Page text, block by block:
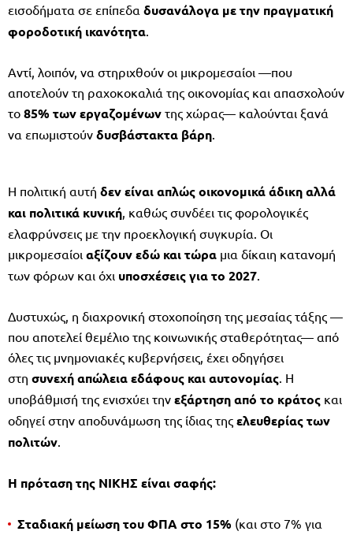
εισοδήματα σε επίπεδα δυσανάλογα με την πραγματική
φοροδοτική ικανότητα
Αντί, λοιπόν, να στηριχθούν οι μικρομεσαίοι —που
αποτελούν τη ραχοκοκαλιά της οικονομίας και απασχολούν
το 85% των εργαζομένων της χώρας— καλούνται ξανά
να επωμιστούν δυσβάστακτα βάρη
Η πολιτική αυτή δεν είναι απλώς οικονομικά άδικη αλλά
και πολιτικά κυνική , καθώς συνδέει τις φορολογικές
ελαφρύνσεις με την προεκλογική συγκυρία. Οι
μικρομεσαίοι αξίζουν εδώ και τώρα μια δίκαιη κατανομή
των φόρων και όχι υποσχέσεις για το 2027
Δυστυχώς, η διαχρονική στοχοποίηση της μεσαίας τάξης —
που αποτελεί θεμέλιο της κοινωνικής σταθερότητας— από
όλες τις μνημονιακές κυβερνήσεις, έχει οδηγήσει
στη συνεχή απώλεια εδάφους και αυτονομίας . Η
υποβάθμισή της ενισχύει την εξάρτηση από το κράτος και
οδηγεί στην αποδυνάμωση της ίδιας της ελευθερίας των
πολιτών
Η πρόταση της ΝΙΚΗΣ είναι σαφής:
Σταδιακή μείωση του ΦΠΑ στο 15% (και στο 7% για